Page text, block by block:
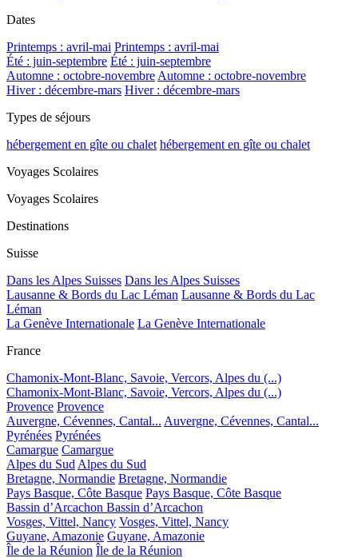
Dates
Printemps : avril-mai Printemps : avril-mai
Été : juin-septembre Été : juin-septembre
Automne : octobre-novembre Automne : octobre-novembre
Hiver : décembre-mars Hiver : décembre-mars
Types de séjours
hébergement en gîte ou chalet hébergement en gîte ou chalet
Voyages Scolaires
Voyages Scolaires
Destinations
Suisse
Dans les Alpes Suisses Dans les Alpes Suisses
Lausanne & Bords du Lac Léman Lausanne & Bords du Lac
Léman
La Genève Internationale La Genève Internationale
France
Chamonix-Mont-Blanc, Savoie, Vercors, Alpes du (...)
Chamonix-Mont-Blanc, Savoie, Vercors, Alpes du (...)
Provence Provence
Auvergne, Cévennes, Cantal... Auvergne, Cévennes, Cantal...
Pyrénées Pyrénées
Camargue Camargue
Alpes du Sud Alpes du Sud
Bretagne, Normandie Bretagne, Normandie
Pays Basque, Côte Basque Pays Basque, Côte Basque
Bassin d’Arcachon Bassin d’Arcachon
Vosges, Vittel, Nancy Vosges, Vittel, Nancy
Guyane, Amazonie Guyane, Amazonie
Île de la Réunion Île de la Réunion